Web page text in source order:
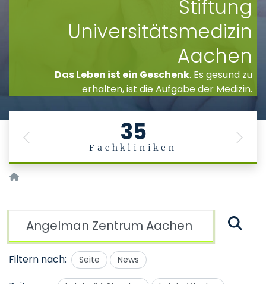
Stiftung
Universitätsmedizin
Aachen
Das Leben ist ein Geschenk. Es gesund zu
erhalten, ist die Aufgabe der Medizin.
35
Fachkliniken
Previous Next
Startseite
Filtern nach:
Seite News